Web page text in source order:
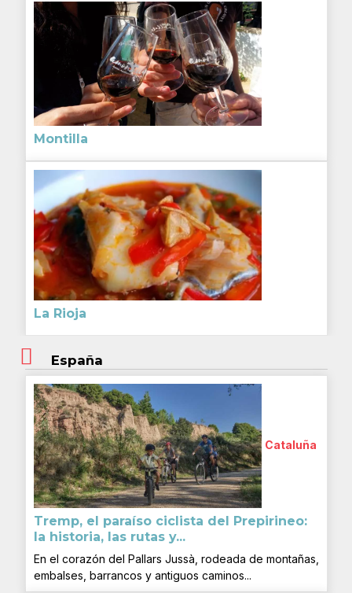
Montilla
La Rioja
España
Cataluña
Tremp, el paraíso ciclista del Prepirineo:
la historia, las rutas y...
En el corazón del Pallars Jussà, rodeada de montañas,
embalses, barrancos y antiguos caminos...